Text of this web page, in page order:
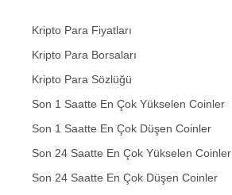
Kripto Para Fiyatları
Kripto Para Borsaları
Kripto Para Sözlüğü
Son 1 Saatte En Çok Yükselen Coinler
Son 1 Saatte En Çok Düşen Coinler
Son 24 Saatte En Çok Yükselen Coinler
Son 24 Saatte En Çok Düşen Coinler